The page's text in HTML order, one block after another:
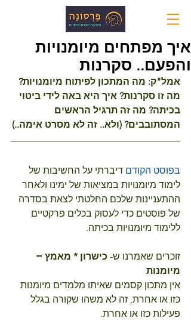
איך מפתחים מיומנויות
והפעם.. סקרנות
אמל"ק: מה המתכון לפיתוח מיומנויות?
מה זו סקרנות? איך היא באה לידי ביטוי
בכיתה? מה זה תרגיל הראשים
המסתובבים? (ולא.. זה לא מסרט אימה..)
בפוסט הקודם דיברתי על החשיבות של
לימוד מיומנויות במציאות של ימינו ולאחר
ההתעניינות שלכם החלטתי לצאת בסדרה
של פוסטים כדי לעסוק בכלים פרקטיים
ללימוד מיומנויות בכיתה.
זוכרים שאמרנו ש- כישרון * מאמץ =
מיומנות
אין מתכון קסמים שאיתו מלמדים מיומנות
כזו או אחרת, זה לא משהו שקורה בגלל
פעילות כזו או אחרת.